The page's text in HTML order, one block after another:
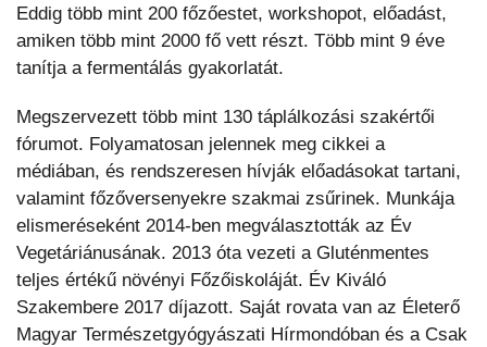
Eddig több mint 200 főzőestet, workshopot, előadást,
amiken több mint 2000 fő vett részt. Több mint 9 éve
tanítja a fermentálás gyakorlatát.
Megszervezett több mint 130 táplálkozási szakértői
fórumot. Folyamatosan jelennek meg cikkei a
médiában, és rendszeresen hívják előadásokat tartani,
valamint főzőversenyekre szakmai zsűrinek. Munkája
elismeréseként 2014-ben megválasztották az Év
Vegetáriánusának. 2013 óta vezeti a Gluténmentes
teljes értékű növényi Főzőiskoláját. Év Kiváló
Szakembere 2017 díjazott. Saját rovata van az Életerő
Magyar Természetgyógyászati Hírmondóban és a Csak